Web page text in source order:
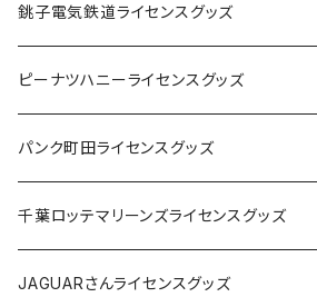
Tシャツ
キャップ
ステッカー
缶バッジ
ホテルキーホルダー
銚子電気鉄道ライセンスグッズ
ステッカー
缶バッジ
アクリルキーホルダー
ホテルキーホルダー
ピーナツハニーライセンスグッズ
Tシャツ
キャップ
バッグ
パンク町田ライセンスグッズ
Tシャツ
キャップ
千葉ロッテマリーンズライセンスグッズ
ステッカー
JAGUARさんライセンスグッズ